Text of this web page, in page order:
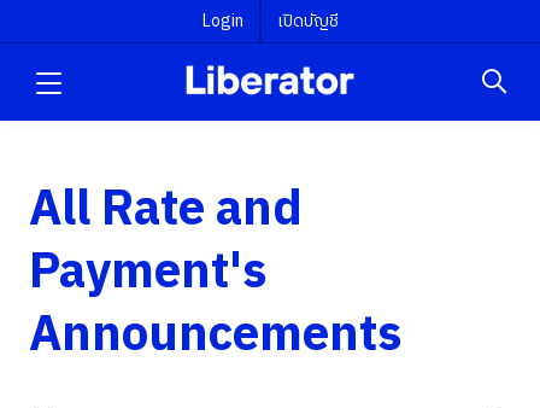
Login เปิดบัญชี
All Rate and
Payment's
Announcements